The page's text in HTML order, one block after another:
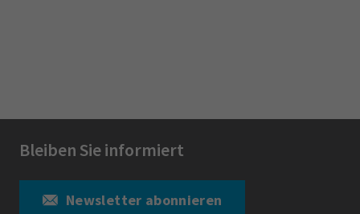
Bleiben Sie informiert
Newsletter abonnieren